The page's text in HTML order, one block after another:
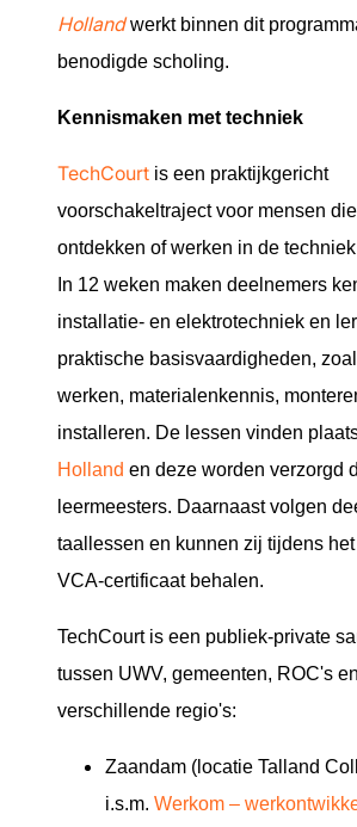
Hollandwerkt binnen dit
benodigde scholing.
Kennismaken met techniek
TechCourt is een praktijkgericht
voorschakeltraject voor mensen
ontdekken of werken in de
In 12 weken maken deelnemers
installatie- en elektrotechniek en
praktische basisvaardigheden,
werken, materialenkennis,
installeren. De lessen vinden
Holland en deze worden verzorgd
leermeesters. Daarnaast volgen
taallessen en kunnen zij tijdens
VCA-certificaat behalen.
TechCourt is een publiek-private
tussen UWV, gemeenten, ROC's
verschillende regio's:
Zaandam (locatie Talland
i.s.m. Werkom –